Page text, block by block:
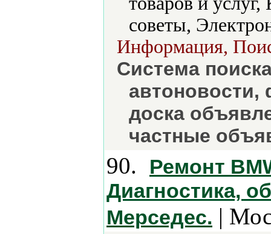
советы,
Информация,
Система
доска
частные
90.
Ремонт
Диагностика,
Мерседес. |